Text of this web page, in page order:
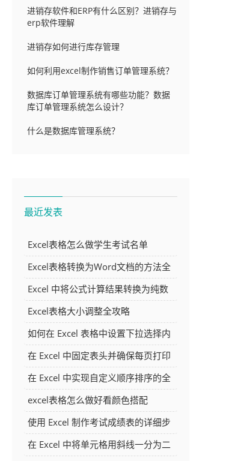
进销存软件和ERP有什么区别？进销存与
erp软件理解
进销存如何进行库存管理
如何利用excel制作销售订单管理系统？
数据库订单管理系统有哪些功能？数据
库订单管理系统怎么设计？
什么是数据库管理系统？
最近发表
Excel表格怎么做学生考试名单
Excel表格转换为Word文档的方法全
解析
Excel 中将公式计算结果转换为纯数
字的多种方法
Excel表格大小调整全攻略
如何在 Excel 表格中设置下拉选择内
容
在 Excel 中固定表头并确保每页打印
时都显示表头的方法详解
在 Excel 中实现自定义顺序排序的全
面指南
excel表格怎么做好看颜色搭配
使用 Excel 制作考试成绩表的详细步
骤及技巧
在 Excel 中将单元格用斜线一分为二